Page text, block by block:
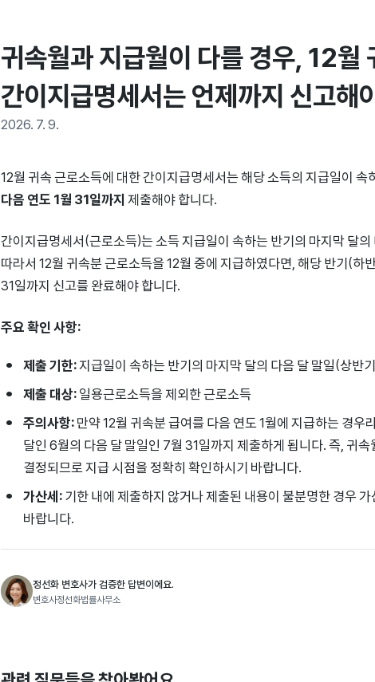
귀속월과 지급월이 다를 경우, 12월
간이지급명세서는 언제까지 신고해
2026. 7. 9.
12월 귀속 근로소득에 대한 간이지급명세서는 해당 소득의 지급일이
다음 연도 1월 31일까지 제출해야 합니다.
간이지급명세서(근로소득)는 소득 지급일이 속하는 반기의 마지막 달
따라서 12월 귀속분 근로소득을 12월 중에 지급하였다면, 해당 반기(하
31일까지 신고를 완료해야 합니다.
주요 확인 사항:
제출 기한:지급일이 속하는 반기의 마지막 달의 다음 달 말일(상반
제출 대상:일용근로소득을 제외한 근로소득
주의사항:만약 12월 귀속분 급여를 다음 연도 1월에 지급하는 경
달인 6월의 다음 달 말일인 7월 31일까지 제출하게 됩니다. 즉, 귀속
결정되므로 지급 시점을 정확히 확인하시기 바랍니다.
가산세:기한 내에 제출하지 않거나 제출된 내용이 불분명한 경우
바랍니다.
정선화 변호사가 검증한 답변이에요.
변호사정선화법률사무소